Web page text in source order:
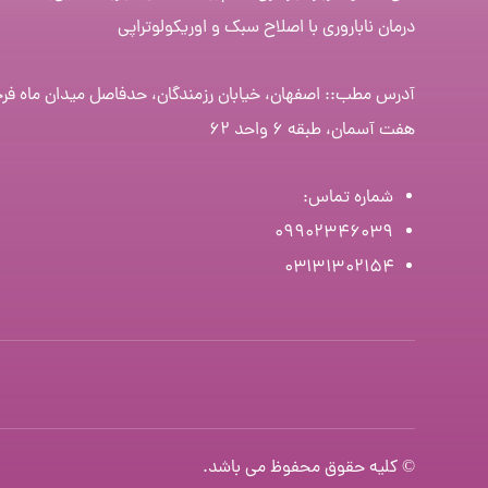
درمان ناباروری با اصلاح سبک و اوریکولوتراپی
آدرس مطب:: اصفهان، خیابان رزمندگان، حدفاصل میدان ماه
هفت آسمان، طبقه ۶ واحد ۶۲
شماره تماس:
۰۹۹۰۲۳۴۶۰۳۹
۰۳۱۳۱۳۰۲۱۵۴
© کلیه حقوق محفوظ می باشد.